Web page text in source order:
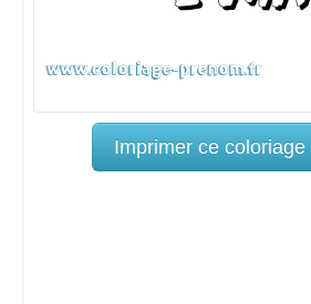
Imprimer ce coloriage